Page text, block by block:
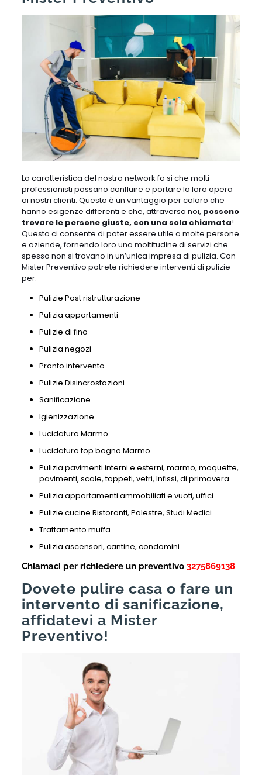
La caratteristica del nostro network fa si che molti
professionisti possano confluire e portare la loro opera
ai nostri clienti. Questo è un vantaggio per coloro che
hanno esigenze differenti e che, attraverso noi, possono
trovare le persone giuste, con una sola chiamata!
Questo ci consente di poter essere utile a molte persone
e aziende, fornendo loro una moltitudine di servizi che
spesso non si trovano in un’unica impresa di pulizia. Con
Mister Preventivo potrete richiedere interventi di pulizie
per:
Pulizie Post ristrutturazione
Pulizia appartamenti
Pulizie di fino
Pulizia negozi
Pronto intervento
Pulizie Disincrostazioni
Sanificazione
Igienizzazione
Lucidatura Marmo
Lucidatura top bagno Marmo
Pulizia pavimenti interni e esterni, marmo, moquette,
pavimenti, scale, tappeti, vetri, Infissi, di primavera
Pulizia appartamenti ammobiliati e vuoti, uffici
Pulizie cucine Ristoranti, Palestre, Studi Medici
Trattamento muffa
Pulizia ascensori, cantine, condomini
Chiamaci per richiedere un preventivo 3275869138
Dovete pulire casa o fare un
intervento di sanificazione,
affidatevi a Mister
Preventivo!